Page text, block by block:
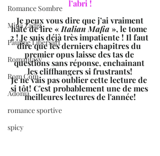
Romance Sombre
Mina Zadig
Pauline Libersart
Romantasy
Rom Com
Adonia
romance sportive
spicy
l’abri !
Je peux vous dire que j’ai vraiment
hâte de lire « Italian Mafia », le tome
2 ! Je suis déjà très impatiente ! Il faut
dire que les derniers chapitres du
premier opus laisse des tas de
questions sans réponse, enchainant
les cliffhangers si frustrants!
Je ne vais pas oublier cette lecture de
si tôt! C'est probablement une de mes
meilleures lectures de l'année!